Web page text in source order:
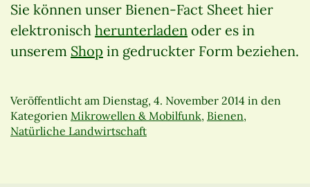
Sie können unser Bienen-Fact Sheet hier
elektronisch herunterladen oder es in
unserem Shop in gedruckter Form beziehen.
Veröffentlicht am Dienstag, 4. November 2014 in den
Kategorien Mikrowellen & Mobilfunk, Bienen,
Natürliche Landwirtschaft